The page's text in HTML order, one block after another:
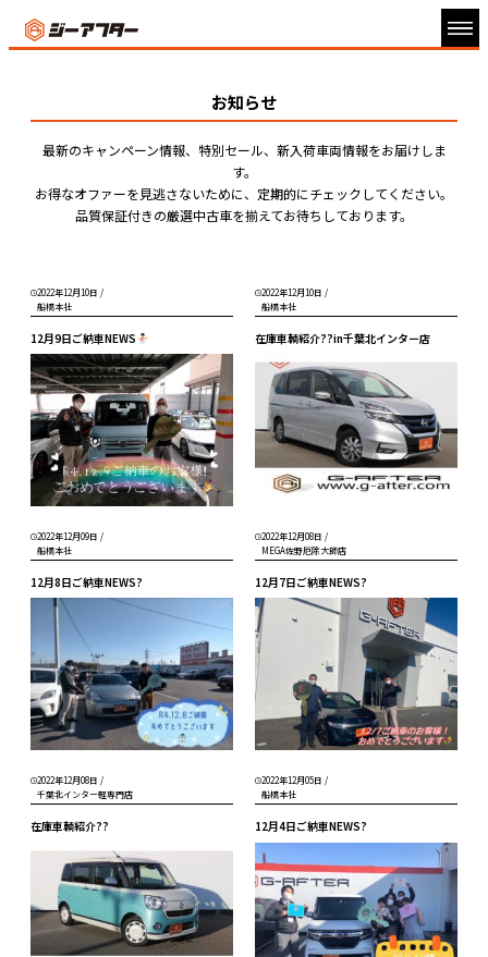
お知らせ
最新のキャンペーン情報、特別セール、新入荷車両情報をお届けしま
す。
お得なオファーを見逃さないために、定期的にチェックしてください。
品質保証付きの厳選中古車を揃えてお待ちしております。
12月9日ご納車NEWS
2022年12月10日 /
船橋本社
在庫車輌紹介??in千葉北インター店
2022年12月10日 /
船橋本社
12月8日ご納車NEWS?
2022年12月09日 /
船橋本社
12月7日ご納車NEWS?
2022年12月08日 /
MEGA佐野厄除大師店
在庫車輌紹介??
2022年12月08日 /
千葉北インター軽専門店
12月4日ご納車NEWS?
2022年12月05日 /
船橋本社